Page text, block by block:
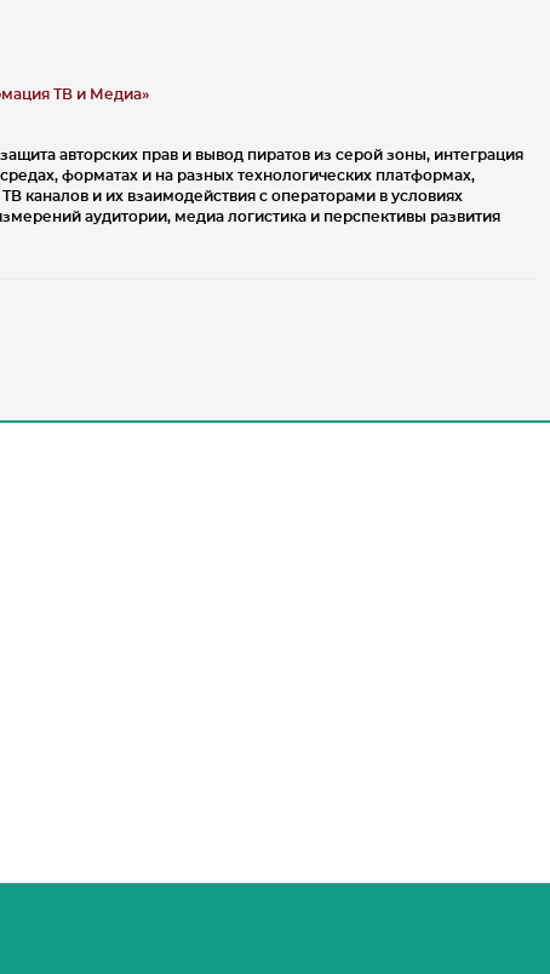
ТВ и Медиа»
авторских прав и вывод пиратов из серой зоны, интеграция
форматах и на разных технологических платформах,
каналов и их взаимодействия с операторами в условиях
аудитории, медиа логистика и перспективы развития